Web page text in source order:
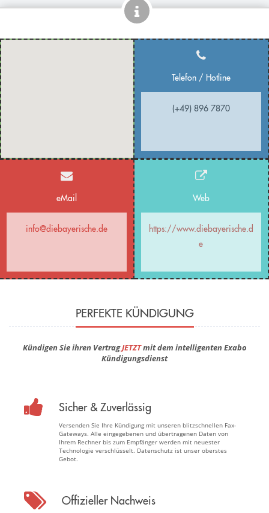
Telefon / Hotline
(+49) 896 7870
eMail
info@diebayerische.de
Web
https://www.diebayerische.d
e
PERFEKTE KÜNDIGUNG
Kündigen Sie ihren VertragJETZTmit dem intelligenten Exabo
Kündigungsdienst
Sicher & Zuverlässig
Versenden Sie Ihre Kündigung mit unseren blitzschnellen Fax-
Gateways. Alle eingegebenen und übertragenen Daten von
Ihrem Rechner bis zum Empfänger werden mit neuester
Technologie verschlüsselt. Datenschutz ist unser oberstes
Gebot.
Offizieller Nachweis